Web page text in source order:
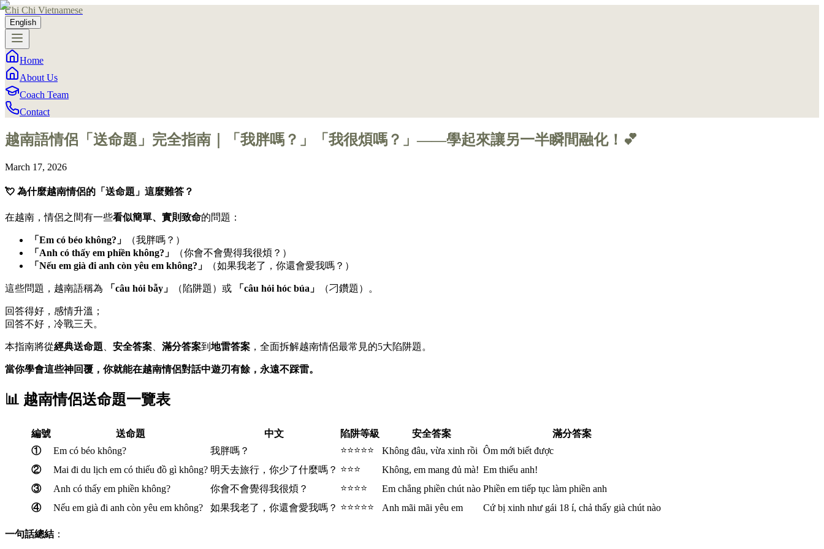
Chi Chi Vietnamese
English
Home
About Us
Coach Team
Contact
越南語情侶「送命題」完全指南｜「我胖嗎？」「我很煩嗎？」——學起來讓另一半瞬間融化！💕
March 17, 2026
💘 為什麼越南情侶的「送命題」這麼難答？
在越南，情侶之間有一些看似簡單、實則致命的問題：
「Em có béo không?」
（我胖嗎？）
「Anh có thấy em phiền không?」
（你會不會覺得我很煩？）
「Nếu em già đi anh còn yêu em không?」
（如果我老了，你還會愛我嗎？）
這些問題，越南語稱為 「câu hỏi bẫy」 （陷阱題）或 「câu hỏi hóc búa」 （刁鑽題）。
回答得好，感情升溫；
回答不好，冷戰三天。
本指南將從經典送命題 安全答案 滿分答案到 地雷答案 ，全面拆解越南情侶最常見的5大陷阱題。
當你學會這些神回覆，你就能在越南情侶對話中遊刃有餘，永遠不踩雷。
📊 越南情侶送命題一覽表
編號 送命題 中文 陷阱等級 安全答案
滿分答案
①
Em có béo không? 我胖嗎？ ⭐⭐⭐⭐⭐ Không đâu, vừa xinh rồi Ôm mới biết được
②
Mai đi du lịch em có thiếu đồ gì không? 明天去旅行，你少了什麼嗎？ ⭐⭐⭐ Không, em mang đủ mà! Em thiếu anh!
③
Anh có thấy em phiền không? 你會不會覺得我很煩？ ⭐⭐⭐⭐ Em chẳng phiền chút nào Phiền em tiếp tục làm phiền anh
④
Nếu em già đi anh còn yêu em không? 如果我老了，你還會愛我嗎？ ⭐⭐⭐⭐⭐ Anh mãi mãi yêu em Cứ bị xinh như gái 18 í, chả thấy già chút nào
一句話總結 ：